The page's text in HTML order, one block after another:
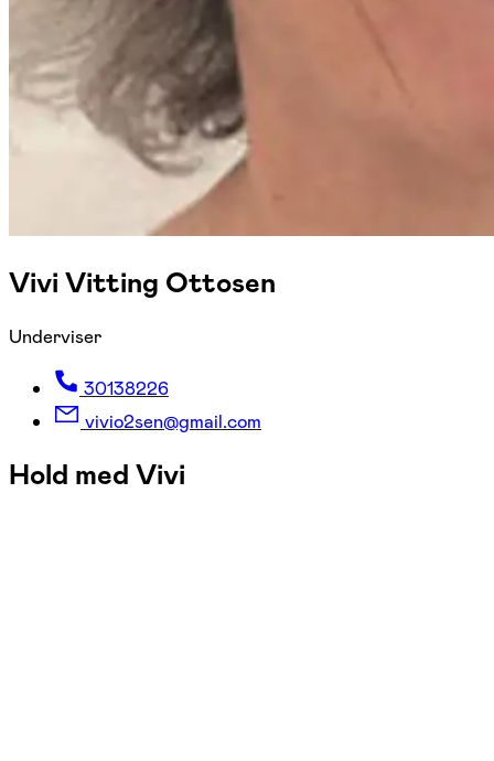
Vivi Vitting Ottosen
Underviser
30138226
vivio2sen@gmail.com
Hold med Vivi